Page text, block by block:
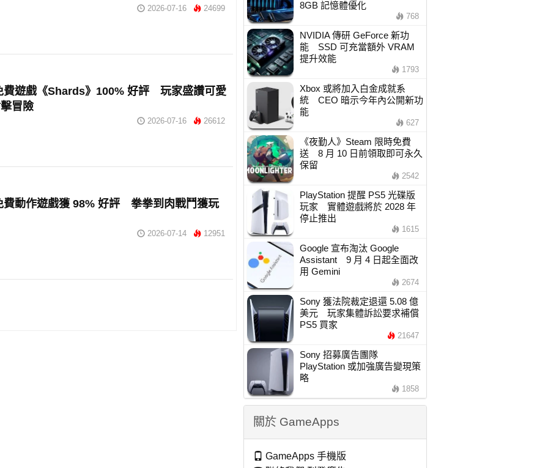
2026-07-16 24699
費遊戲《Shards》100% 好評 玩家盛讚可愛
冒險
2026-07-16 26612
費動作遊戲獲 98% 好評 拳拳到肉戰鬥獲玩
2026-07-14 12951
8GB 記憶體優化
768
NVIDIA 傳研 GeForce 新功
能 SSD 可充當額外 VRAM
提升效能
1793
Xbox 或將加入白金成就系
統 CEO 暗示今年內公開新功
能
627
《夜勤人》Steam 限時免費
送 8 月 10 日前領取即可永久
保留
2542
PlayStation 提醒 PS5 光碟版
玩家 實體遊戲將於 2028 年
停止推出
1615
Google 宣布淘汰 Google
Assistant 9 月 4 日起全面改
用 Gemini
2674
Sony 獲法院裁定退還 5.08 億
美元 玩家集體訴訟要求補償
PS5 買家
21647
Sony 招募廣告團隊
PlayStation 或加強廣告變現策
略
1858
關於 GameApps
GameApps 手機版